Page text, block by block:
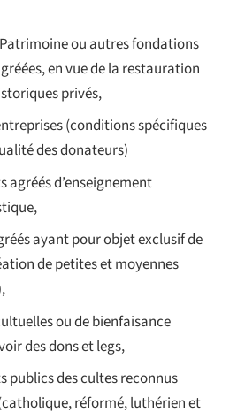
ou autres fondations
en vue de la restauration
privés,
(conditions spécifiques
des donateurs)
agréés d’enseignement
ayant pour objet exclusif de
de petites et moyennes
ou de bienfaisance
des dons et legs,
publics des cultes reconnus
réformé, luthérien et